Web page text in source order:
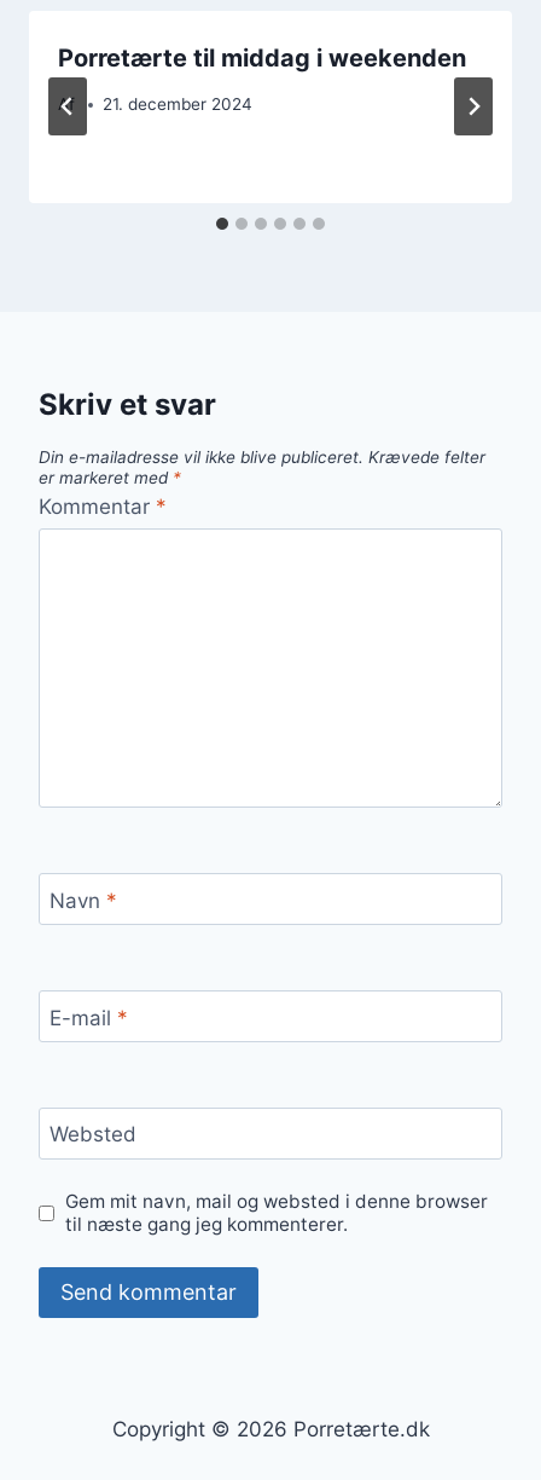
Porretærte til middag i weekenden
Af 21. december 2024
Skriv et svar
Din e-mailadresse vil ikke blive publiceret. Krævede felter
er markeret med *
Kommentar *
Navn *
E-mail *
Websted
Gem mit navn, mail og websted i denne browser
til næste gang jeg kommenterer.
Copyright © 2026 Porretærte.dk